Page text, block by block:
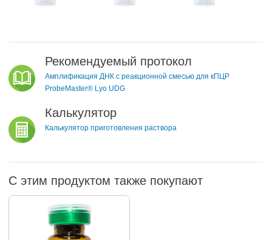
Рекомендуемый протокол
Амплификация ДНК с реакционной смесью для кПЦР
ProbeMaster® Lyo UDG
Калькулятор
Калькулятор приготовления раствора
С этим продуктом также покупают